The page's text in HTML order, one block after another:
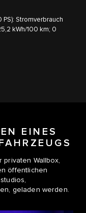
PS): Stromverbrauch
kWh/100 km; 0
EINES
Wallbox​,
öffentlichen
geladen werden.